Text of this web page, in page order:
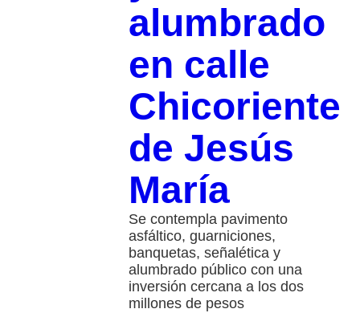
alumbrado
en calle
Chicoriente
de Jesús
María
Se contempla pavimento
asfáltico, guarniciones,
banquetas, señalética y
alumbrado público con una
inversión cercana a los dos
millones de pesos